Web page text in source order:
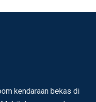
kendaraan bekas di